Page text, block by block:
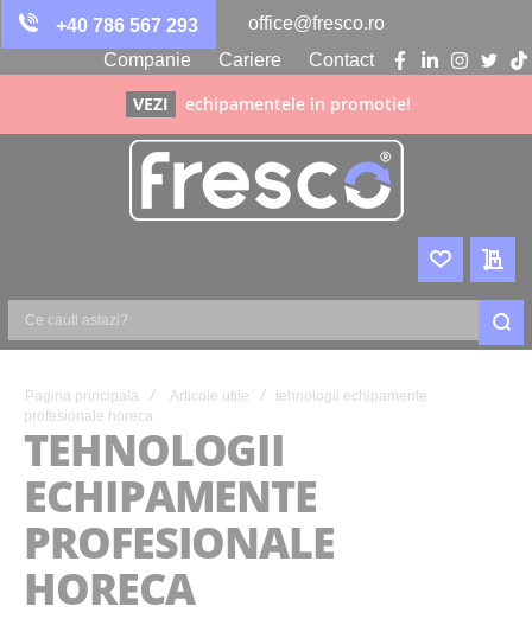
+40 786 567 293
office@fresco.ro
Companie
Cariere Contact
facebook
linkedin
VEZI echipamentele in promotie!
WISHLIST
Ce
astazi?
Pagina principala Articole utile
tehnologii echipamente
profesionale horeca
TEHNOLOGII
ECHIPAMENTE
PROFESIONALE
HORECA